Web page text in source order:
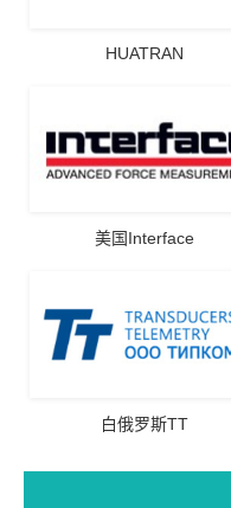
HUATRAN
美国Interface
白俄罗斯TT